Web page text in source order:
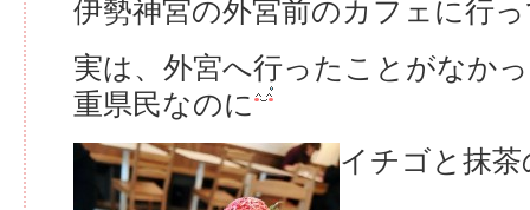
伊勢神宮の外宮前のカフェに行
実は、外宮へ行ったことがなか
重県民なのに
イチゴと抹